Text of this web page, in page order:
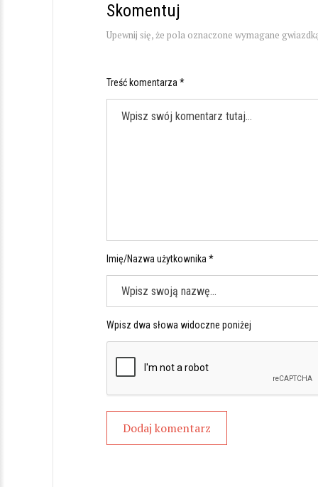
Skomentuj
Upewnij się, że pola oznaczone wymagane
Treść komentarza *
Imię/Nazwa użytkownika *
Wpisz dwa słowa widoczne poniżej